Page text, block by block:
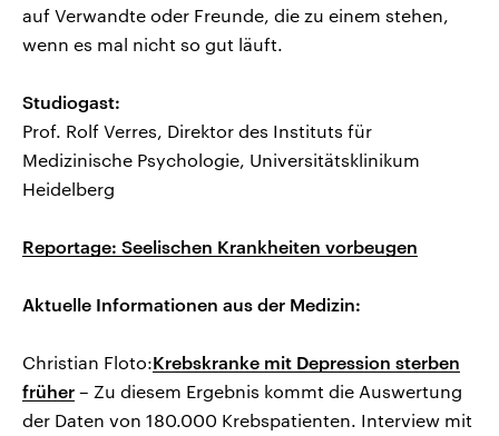
auf Verwandte oder Freunde, die zu einem stehen,
wenn es mal nicht so gut läuft.
Studiogast:
Prof. Rolf Verres, Direktor des Instituts für
Medizinische Psychologie, Universitätsklinikum
Heidelberg
Reportage: Seelischen Krankheiten vorbeugen
Aktuelle Informationen aus der Medizin:
Christian Floto:Krebskranke mit Depression sterben
früher – Zu diesem Ergebnis kommt die Auswertung
der Daten von 180.000 Krebspatienten. Interview mit